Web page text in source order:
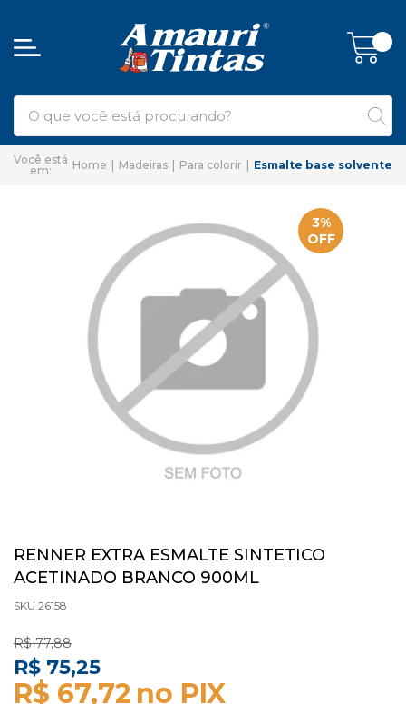
Home Madeiras Para colorir Esmalte base solvente
3%
OFF
RENNER EXTRA ESMALTE SINTETICO
ACETINADO BRANCO 900ML
SKU 26158
R$ 77,88
R$ 75,25
R$ 67,72